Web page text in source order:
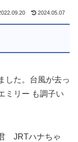
2024.05.07
した。台風が去っ
ミリー も調子い
JRTハナちゃ